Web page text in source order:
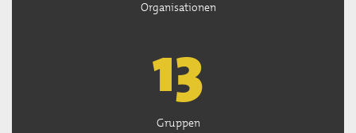
Organisationen
13
Gruppen